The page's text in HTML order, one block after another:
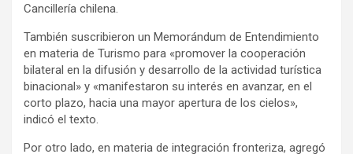
Cancillería chilena.
También suscribieron un Memorándum de Entendimiento
en materia de Turismo para «promover la cooperación
bilateral en la difusión y desarrollo de la actividad turística
binacional» y «manifestaron su interés en avanzar, en el
corto plazo, hacia una mayor apertura de los cielos»,
indicó el texto.
Por otro lado, en materia de integración fronteriza, agregó